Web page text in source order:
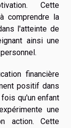
Cette
comprendre la
l'atteinte de
ainsi une
financière
positif dans
qu'un enfant
une
action. Cette